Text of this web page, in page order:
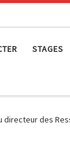
STAGES
directeur des